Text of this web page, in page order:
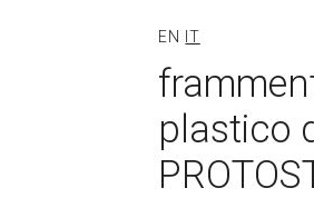
EN IT
plastico